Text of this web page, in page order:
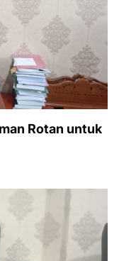
Rotan untuk